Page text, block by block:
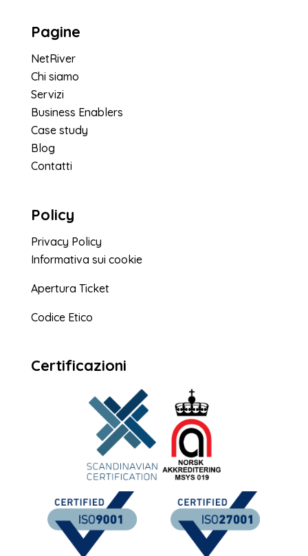
Pagine
NetRiver
Chi siamo
Servizi
Business Enablers
Case study
Blog
Contatti
Policy
Privacy Policy
Informativa sui cookie
Apertura Ticket
Codice Etico
Certificazioni